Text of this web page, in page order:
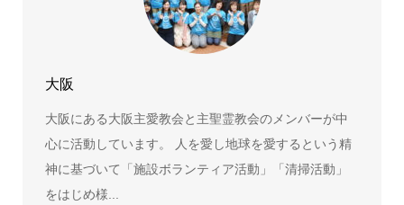
大阪
大阪にある大阪主愛教会と主聖霊教会のメンバーが中
心に活動しています。 人を愛し地球を愛するという精
神に基づいて「施設ボランティア活動」「清掃活動」
をはじめ様...